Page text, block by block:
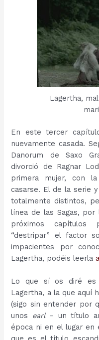
Lagertha,
En este tercer
nuevamente casada.
Danorum de Saxo
divorció de Ragnar
primera mujer, con
casarse. El de la serie
totalmente distintos,
línea de las Sagas,
próximos capítulos
“destripar” el factor
impacientes por
Lagertha, podéis leerla
Lo que sí os diré es
Lagertha, a la que aquí
(sigo sin entender por
unos earl– un título
época ni en el lugar